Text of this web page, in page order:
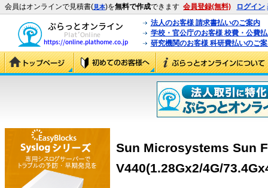
会員はオンラインで見積書(見本)を無料で作成できます 会員登録(無料) ログイン
法人のお客様 請求書払いのご案内
学校・官公庁のお客様 校費・公費
研究機関のお客様 科研費払いのご
Sun Microsystems Sun
V440(1.28Gx2/4G/